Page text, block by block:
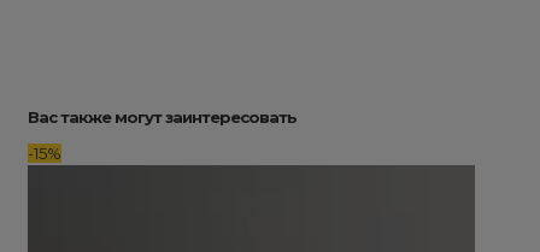
Вас также могут заинтересовать
-15%